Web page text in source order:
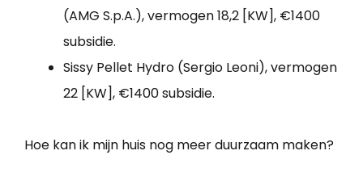
(AMG S.p.A.), vermogen 18,2 [KW], €1400
subsidie.
Sissy Pellet Hydro (Sergio Leoni), vermogen
22 [KW], €1400 subsidie.
Hoe kan ik mijn huis nog meer duurzaam maken?